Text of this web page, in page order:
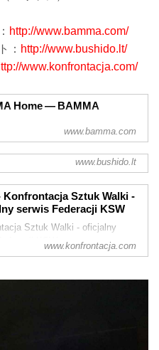
http://www.bamma.com/
： http://www.bushido.lt/
www.konfrontacja.com/
Home — BAMMA
www.bamma.com
k-1, morkevicius, titanas,
www.bushido.lt
Konfrontacja Sztuk Walki -
serwis Federacji KSW
Sztuk Walki - oficjalny
www.konfrontacja.com